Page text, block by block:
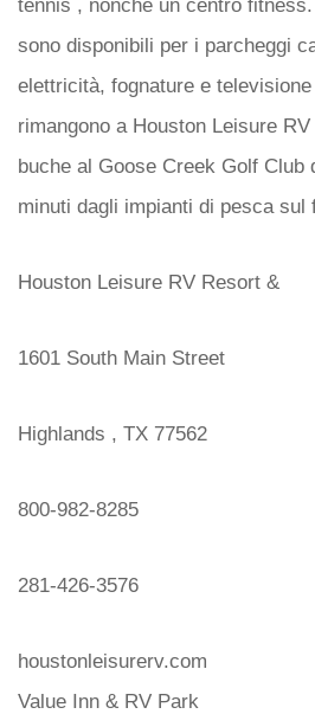
tennis , nonché un centro
sono disponibili per i parcheggi
elettricità, fognature e
rimangono a Houston Leisure
buche al Goose Creek Golf
minuti dagli impianti di pesca sul
Houston Leisure RV Resort &
1601 South Main Street
Highlands , TX 77562
800-982-8285
281-426-3576
houstonleisurerv.com
Value Inn & RV Park